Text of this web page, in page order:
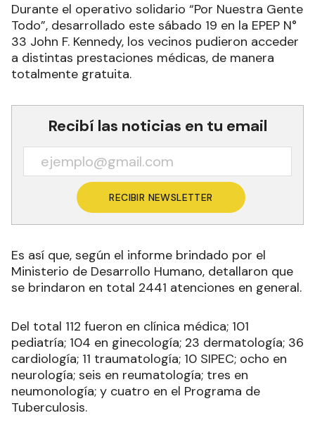
Durante el operativo solidario “Por Nuestra Gente
Todo”, desarrollado este sábado 19 en la EPEP N°
33 John F. Kennedy, los vecinos pudieron acceder
a distintas prestaciones médicas, de manera
totalmente gratuita.
Recibí las noticias en tu email
RECIBIR NEWSLETTER
Es así que, según el informe brindado por el
Ministerio de Desarrollo Humano, detallaron que
se brindaron en total 2441 atenciones en general.
Del total 112 fueron en clínica médica; 101
pediatría; 104 en ginecología; 23 dermatología; 36
cardiología; 11 traumatología; 10 SIPEC; ocho en
neurología; seis en reumatología; tres en
neumonología; y cuatro en el Programa de
Tuberculosis.